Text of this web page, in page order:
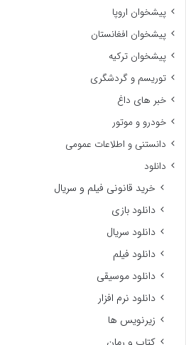
پیشخوان اروپا
پیشخوان افغانستان
پیشخوان ترکیه
توریسم و گردشگری
خبر های داغ
خودرو و موتور
دانستنی و اطلاعات عمومی
دانلود
خرید قانونی فیلم و سریال
دانلود بازی
دانلود سریال
دانلود فیلم
دانلود موسیقی
دانلود نرم افزار
زیرنویس ها